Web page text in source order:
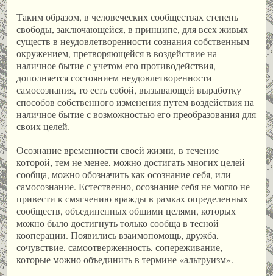
Таким образом, в человеческих сообществах степень
свободы, заключающейся, в принципе, для всех живых
существ в неудовлетворенности сознания собственным
окружением, претворяющейся в воздействие на
наличное бытие с учетом его противодействия,
дополняется состоянием неудовлетворенности
самосознания, то есть собой, вызывающей выработку
способов собственного изменения путем воздействия на
наличное бытие с возможностью его преобразования для
своих целей.
Осознание временности своей жизни, в течение
которой, тем не менее, можно достигать многих целей
сообща, можно обозначить как осознание себя, или
самосознание. Естественно, осознание себя не могло не
привести к смягчению вражды в рамках определенных
сообществ, объединенных общими целями, которых
можно было достигнуть только сообща в тесной
кооперации. Появились взаимопомощь, дружба,
сочувствие, самоотверженность, сопереживание,
которые можно объединить в термине «альтруизм».